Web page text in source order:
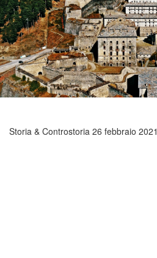
Storia & Controstoria 26 febbraio 2021